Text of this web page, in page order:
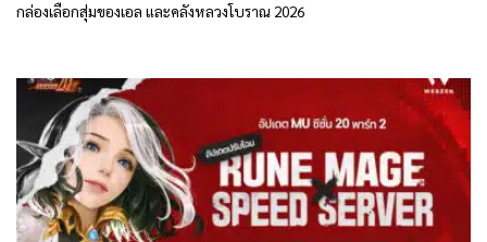
กล่องเลือกสุ่มของเอล และคลังหลวงโบราณ 2026